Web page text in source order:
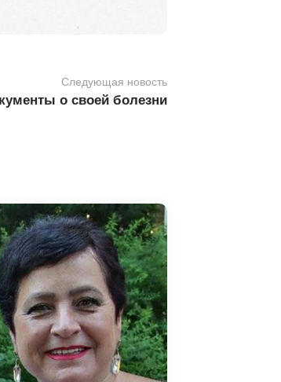
Следующая новость
о своей болезни